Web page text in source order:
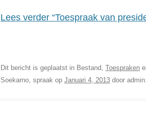
Lees verder “Toespraak van
Dit bericht is geplaatst in Bestand, Toespraken
Soekarno, spraak op Januari 4, 2013 door admin.